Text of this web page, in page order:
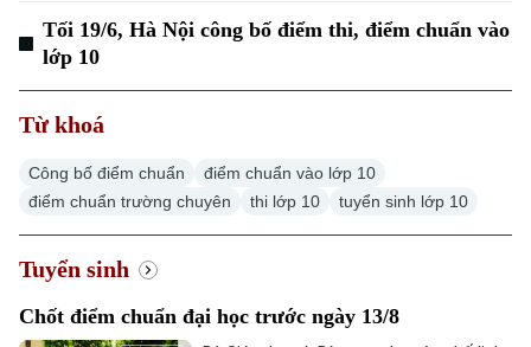
Đất đai
Kinh nghiệm
Tàu
Xe máy
Thị trường
Đánh giá
Tin tức
Tuyển sinh
Văn hóa
Di tích
Y tế
Tư vấn sức khỏe
Thể thao
Bóng đá
Giải trí
Đã phát sóng
Tối 19/6, Hà Nội công bố điểm thi, điểm chuẩn vào
lớp 10
Từ khoá
Công bố điểm chuẩn
điểm chuẩn vào lớp 10
điểm chuẩn trường chuyên
thi lớp 10 tuyển sinh lớp 10
Tuyển sinh
Chốt điểm chuẩn đại học trước ngày 13/8